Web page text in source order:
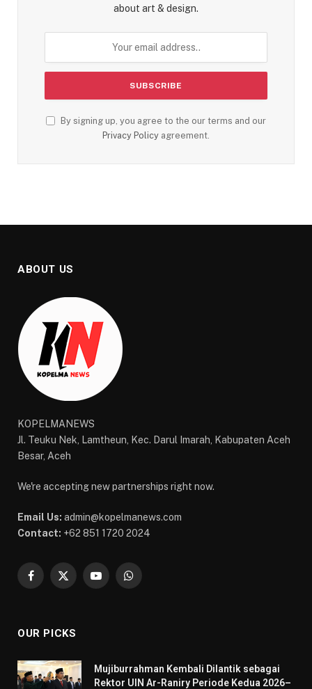
about art & design.
By signing up, you agree to the our terms and our
Privacy Policy agreement.
ABOUT US
KOPELMANEWS
Jl. Teuku Nek, Lamtheun, Kec. Darul Imarah, Kabupaten Aceh
Besar, Aceh
We're accepting new partnerships right now.
Email Us: admin@kopelmanews.com
Contact: +62 851 1720 2024
Facebook
X
YouTubeWhatsApp
OUR PICKS
Mujiburrahman Kembali Dilantik sebagai
Rektor UIN Ar-Raniry Periode Kedua 2026–